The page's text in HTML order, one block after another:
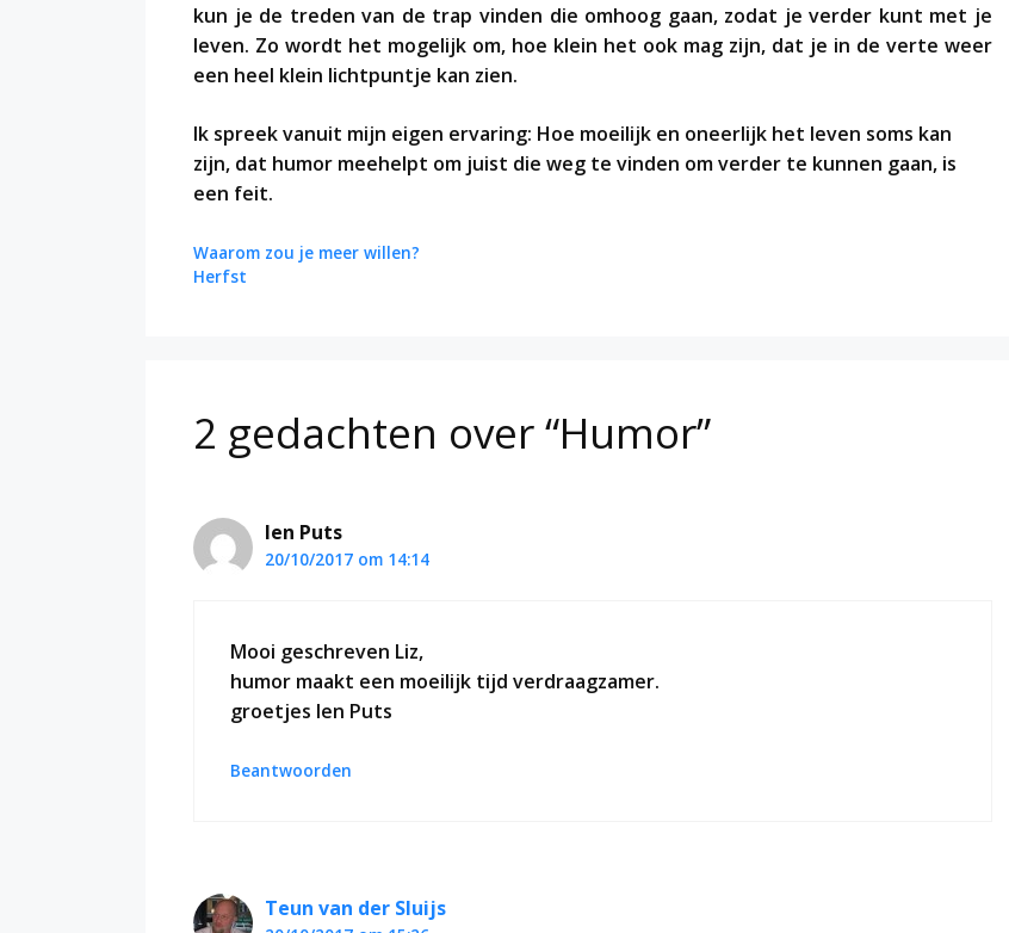
kun je de treden van de trap vinden die omhoog gaan, zodat je verder kunt met je
leven. Zo wordt het mogelijk om, hoe klein het ook mag zijn, dat je in de verte weer
een heel klein lichtpuntje kan zien.
Ik spreek vanuit mijn eigen ervaring: Hoe moeilijk en oneerlijk het leven soms kan
zijn, dat humor meehelpt om juist die weg te vinden om verder te kunnen gaan, is
een feit.
Waarom zou je meer willen?
Herfst
2 gedachten over “Humor”
Ien Puts
20/10/2017 om 14:14
Mooi geschreven Liz,
humor maakt een moeilijk tijd verdraagzamer.
groetjes Ien Puts
Beantwoorden
Teun van der Sluijs